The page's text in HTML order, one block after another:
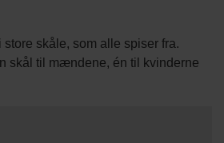
store skåle, som alle spiser fra.
skål til mændene, én til kvinderne